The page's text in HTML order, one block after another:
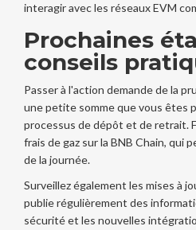
interagir avec les réseaux EVM
Prochaines
conseils
Passer à l'action demande de la
une petite somme que vous êtes
processus de dépôt et de retrait.
frais de gaz sur la BNB Chain, qui
de la journée.
Surveillez également les mises à
publie régulièrement des
sécurité et les nouvelles